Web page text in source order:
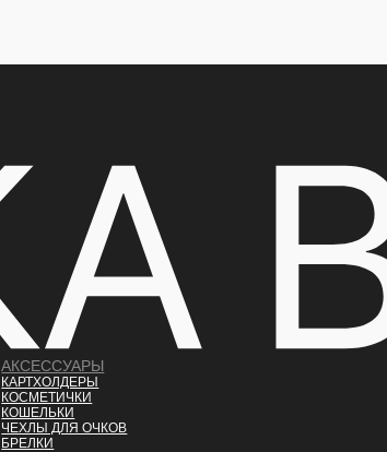
АКСЕССУАРЫ
КАРТХОЛДЕРЫ
КОСМЕТИЧКИ
КОШЕЛЬКИ
ЧЕХЛЫ ДЛЯ ОЧКОВ
БРЕЛКИ